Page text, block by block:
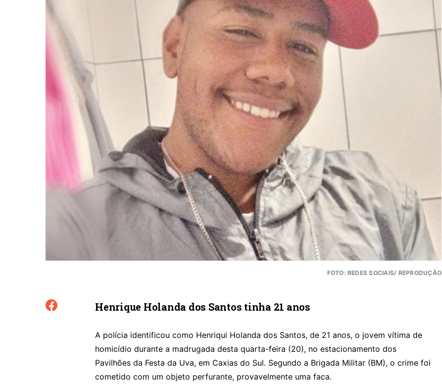
FOTO: REDES SOCIAIS/ REPRODUÇÃO
Henrique Holanda dos Santos tinha 21 anos
A polícia identificou como Henriqui Holanda dos Santos, de 21 anos, o jovem vítima de
homicídio durante a madrugada desta quarta-feira (20), no estacionamento dos
Pavilhões da Festa da Uva, em Caxias do Sul. Segundo a Brigada Militar (BM), o crime foi
cometido com um objeto perfurante, provavelmente uma faca.